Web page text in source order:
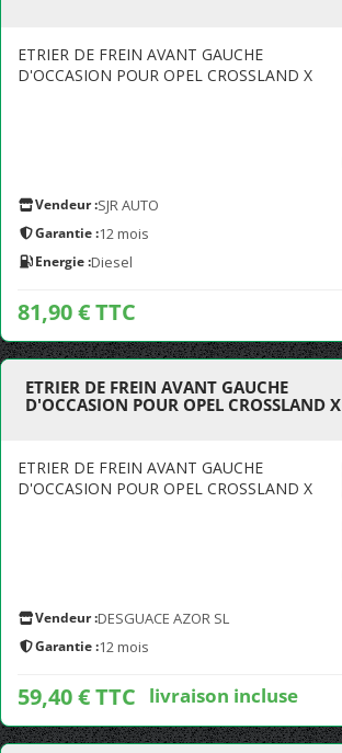
ETRIER DE FREIN AVANT GAUCHE
D'OCCASION POUR OPEL CROSSLAND X
Vendeur :SJR AUTO
Garantie :12 mois
Energie :Diesel
81,90 € TTC
ETRIER DE FREIN AVANT GAUCHE
D'OCCASION POUR OPEL CROSSLAND X
ETRIER DE FREIN AVANT GAUCHE
D'OCCASION POUR OPEL CROSSLAND X
Vendeur :DESGUACE AZOR SL
Garantie :12 mois
59,40 € TTC livraison incluse